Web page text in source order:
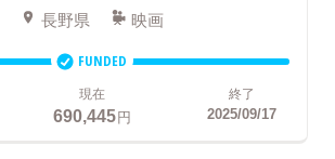
長野県 映画
FUNDED
現在
690,445円
終了
2025/09/17